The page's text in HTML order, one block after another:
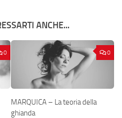
ANCHE...
0 0
MARQUICA – La teoria della
ghianda